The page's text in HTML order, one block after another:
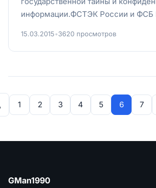
информации.ФСТЭК России и ФСБ
15.03.2015•3620 просмотров
1 2 3 4 5 6 7
GMan1990